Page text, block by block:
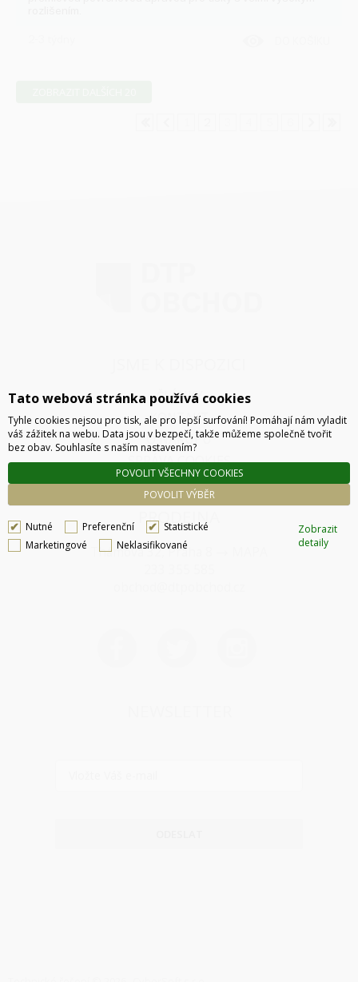
ČLÁNKY
KONTAKT
O NÁKUPU
SPRÁVA COOKIES
PRODEJNA
Thámova 32, Praha 8
Tato webová stránka používá cookies
Tyhle cookies nejsou pro tisk, ale pro lepší surfování! Pomáhají nám vyladit
váš zážitek na webu. Data jsou v bezpečí, takže můžeme společně tvořit
bez obav. Souhlasíte s naším nastavením?
POVOLIT VÝBĚR
POVOLIT VŠECHNY COOKIES
Nutné Preferenční
Statistické
Marketingové
Neklasifikované
Zobrazit
detaily